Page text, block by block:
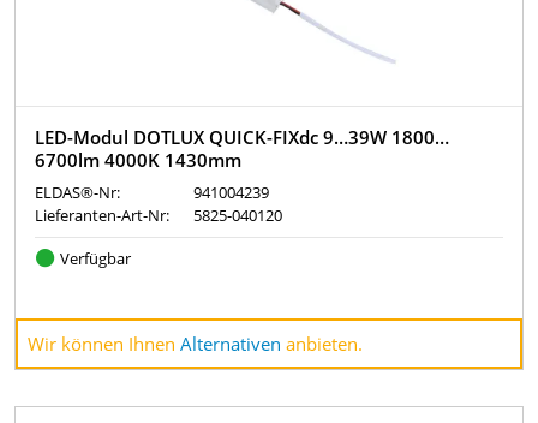
LED-Modul DOTLUX QUICK-FIXdc 9…39W 1800…
6700lm 4000K 1430mm
ELDAS®-Nr:
941004239
Lieferanten-Art-Nr:
5825-040120
Verfügbar
Wir können Ihnen Alternativen anbieten.